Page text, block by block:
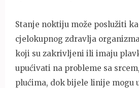
Stanje noktiju može poslužiti
cjelokupnog zdravlja
koji su zakrivljeni ili imaju
upućivati ​​na probleme sa
plućima, dok bijele linije mogu